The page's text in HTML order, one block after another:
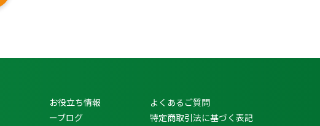
お役立ち情報
ーブログ
よくあるご質問
特定商取引法に基づく表記